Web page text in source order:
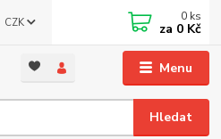
Menu
CZK
Hledat
0 ks
za 0 Kč